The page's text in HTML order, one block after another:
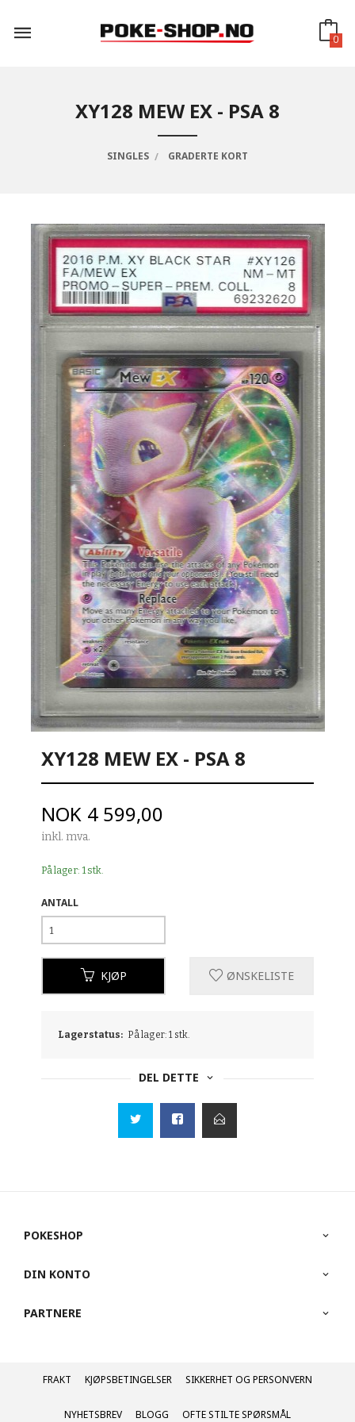
innholdet
0
XY128 MEW EX - PSA 8
SINGLES GRADERTE KORT
XY128 MEW EX - PSA 8
Pris
NOK 4 599,00
inkl. mva.
På lager: 1 stk.
ANTALL
KJØP ØNSKELISTE
Lagerstatus: På lager: 1 stk.
DEL DETTE
POKESHOP
DIN KONTO
PARTNERE
FRAKT KJØPSBETINGELSER SIKKERHET OG PERSONVERN
NYHETSBREV BLOGG OFTE STILTE SPØRSMÅL